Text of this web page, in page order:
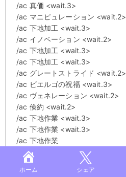
/ac 真価 <wait.3>
/ac マニピュレーション <wait.2>
/ac 下地加工 <wait.3>
/ac イノベーション <wait.2>
/ac 下地加工 <wait.3>
/ac 下地加工 <wait.3>
/ac グレートストライド <wait.2>
/ac ビエルゴの祝福 <wait.3>
/ac ヴェネレーション <wait.2>
/ac 倹約 <wait.2>
/ac 下地作業 <wait.3>
/ac 下地作業 <wait.3>
/ac 下地作業
/echo 完成！ <se.8>
ホーム シェア